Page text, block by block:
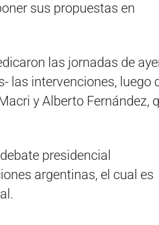
sus propuestas en
las jornadas de
las intervenciones, luego
y Alberto Fernández,
presidencial
argentinas, el cual es